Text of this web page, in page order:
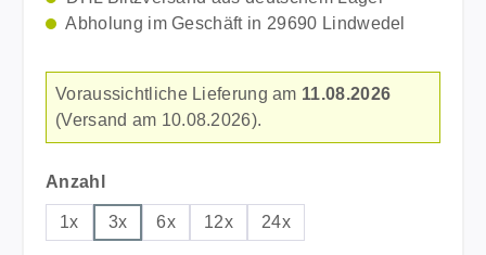
Abholung im Geschäft in 29690 Lindwedel
Voraussichtliche Lieferung am 11.08.2026
(Versand am 10.08.2026).
Anzahl auswählen
1x 3x 6x 12x 24x